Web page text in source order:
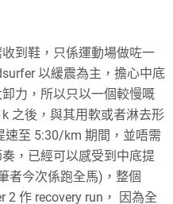
到鞋，只係運動場做咗一
以緩震為主，擔心中底
力，所以只以一個較慢嘅
之後，與其用軟或者淋去形
速至 5:30/km 期間，並唔需
，已經可以感受到中底提
者今次係跑全馬)，整個
2 作 recovery run， 因為全